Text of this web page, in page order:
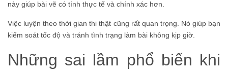
này giúp bài vẽ có tính thực tế và chính xác hơn.
Việc luyện theo thời gian thi thật cũng rất quan trọng. Nó giúp bạn
kiểm soát tốc độ và tránh tình trạng làm bài không kịp giờ.
Những sai lầm phổ biến khi